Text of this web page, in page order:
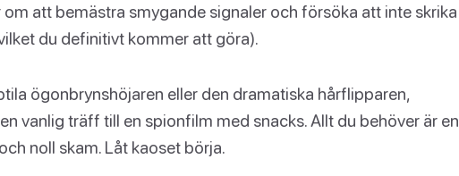
att bemästra smygande signaler och försöka att inte skrika
du definitivt kommer att göra).
ögonbrynshöjaren eller den dramatiska hårflipparen,
vanlig träff till en spionfilm med snacks. Allt du behöver är en
noll skam. Låt kaoset börja.